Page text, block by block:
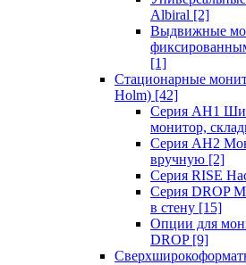
Albiral [2]
Выдвижные
[1]
Стационарные
Holm) [42]
Серия AH1
монитор,
Серия AH2
вручную [2]
Серия RISE
Серия DROP
в стену [15]
Опции для
DROP [9]